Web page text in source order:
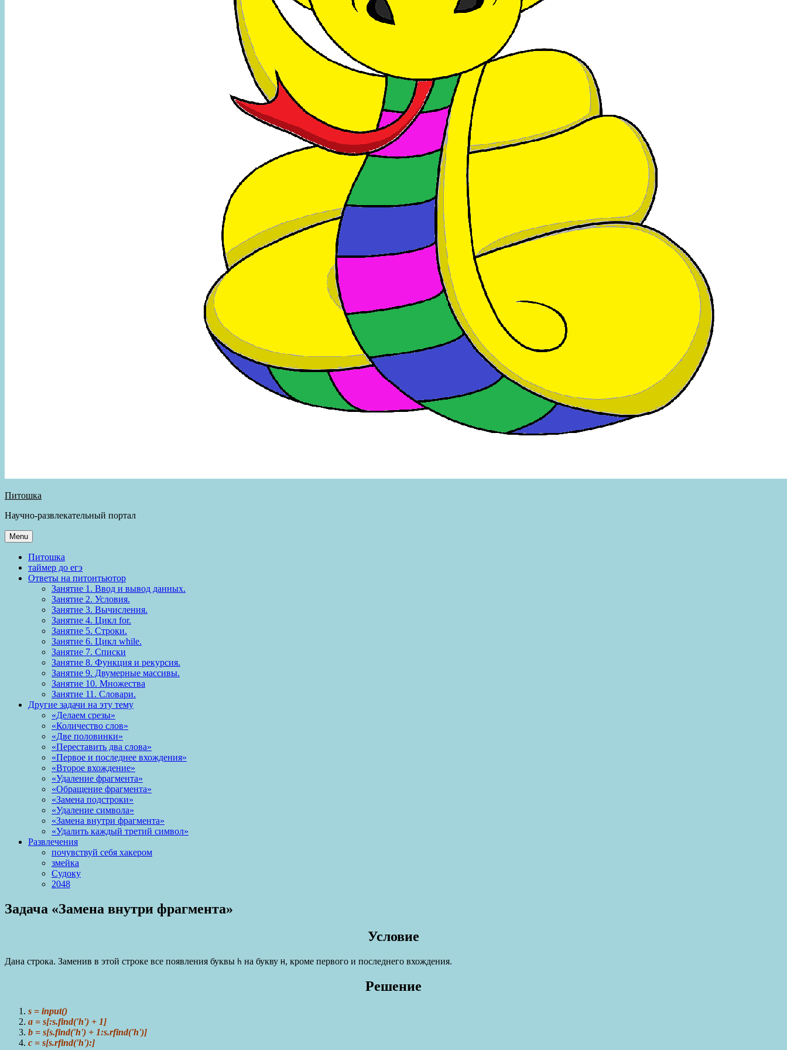
Питошка
Научно-развлекательный портал
Menu
Питошка
таймер до егэ
Ответы на питонтьютор
Занятие 1. Ввод и вывод данных.
Занятие 2. Условия.
Занятие 3. Вычисления.
Занятие 4. Цикл for.
Занятие 5. Строки.
Занятие 6. Цикл while.
Занятие 7. Списки
Занятие 8. Функция и рекурсия.
Занятие 9. Двумерные массивы.
Занятие 10. Множества
Занятие 11. Словари.
Другие задачи на эту тему
«Делаем срезы»
«Количество слов»
«Две половинки»
«Переставить два слова»
«Первое и последнее вхождения»
«Второе вхождение»
«Удаление фрагмента»
«Обращение фрагмента»
«Замена подстроки»
«Удаление символа»
«Замена внутри фрагмента»
«Удалить каждый третий символ»
Развлечения
почувствуй себя хакером
змейка
Судоку
2048
Задача «Замена внутри фрагмента»
Условие
Дана строка. Заменив в этой строке все появления буквы h на букву H, кроме первого и последнего вхождения.
Решение
s = input()
a = s[:s.find('h') + 1]
b = s[s.find('h') + 1:s.rfind('h')]
c = s[s.rfind('h'):]